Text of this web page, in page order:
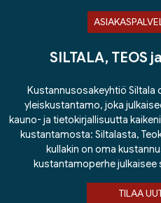
SILTALA, TEOS
Kustannusosakeyhtiö Siltala
yleiskustantamo, joka
kauno- ja tietokirjallisuutta
kustantamosta: Siltalasta,
kullakin on oma
kustantamoperhe julkaisee
TILAA